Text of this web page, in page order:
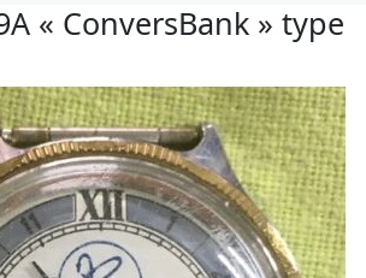
« ConversBank » type